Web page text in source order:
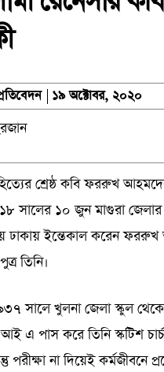
১৯ অক্টোবর, ২০২০
শ্রেষ্ঠ কবি ফররুখ
সালের ১০ জুন মাগুরা
ঢাকায় ইন্তেকাল করেন
তিনি।
সালে খুলনা জেলা স্কুল থেকে
এ পাস করে তিনি স্কটিশ
পরীক্ষা না দিয়েই কর্মজীবনে